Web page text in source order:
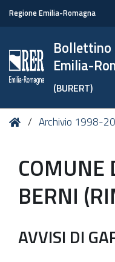
Regione Emilia-Romagna
Bollettino
Emilia-
(BURERT)
Tu HomeArchivio 1998-
COMUNE
BERNI
AVVISI DI